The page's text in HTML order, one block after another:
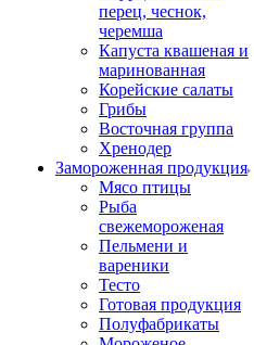
перец, чеснок,
черемша
Капуста квашеная и
маринованная
Корейские салаты
Грибы
Восточная группа
Хренодер
Замороженная продукция
Мясо птицы
Рыба
свежемороженая
Пельмени и
вареники
Тесто
Готовая продукция
Полуфабрикаты